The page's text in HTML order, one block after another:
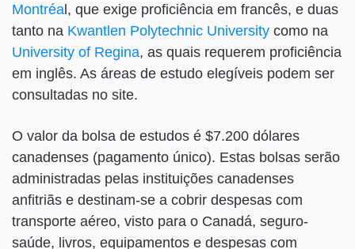
Montréal, que exige proficiência em francês, e duas
tanto na Kwantlen Polytechnic University como na
University of Regina, as quais requerem proficiência
em inglês. As áreas de estudo elegíveis podem ser
consultadas no site.
O valor da bolsa de estudos é $7.200 dólares
canadenses (pagamento único). Estas bolsas serão
administradas pelas instituições canadenses
anfitriãs e destinam-se a cobrir despesas com
transporte aéreo, visto para o Canadá, seguro-
saúde, livros, equipamentos e despesas com